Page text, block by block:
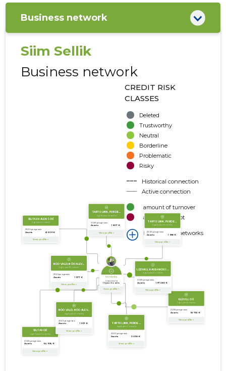
Business network
Siim Sellik
Business network
CREDIT RISK
CLASSES
Deleted
Trustworthy
Neutral
Borderline
Problematic
Risky
Historical connection
Active connection
amount of turnover
amount of debt
Extension of networks